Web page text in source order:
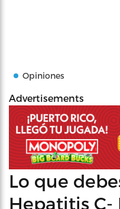
Opiniones
Advertisements
Lo que
Hepatitis C-